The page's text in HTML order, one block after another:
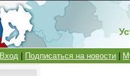
Вход Подписаться на новости